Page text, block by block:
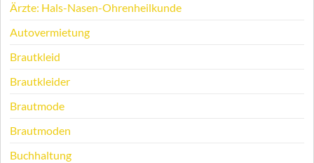
Ärzte: Hals-Nasen-Ohrenheilkunde
Autovermietung
Brautkleid
Brautkleider
Brautmode
Brautmoden
Buchhaltung